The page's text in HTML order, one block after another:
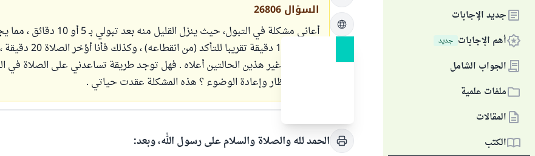
جديد الإجابات
أهم الإجابات جديد
الجواب الشامل
ملفات علمية
المقالات
الكتب
السؤال 26806
أعاني مشكلة في التبول، حيث ينزل القليل منه
الانتظار 15 دقيقة تقريبا
البول في غير هذين الحالتين أعلاه . فهل توجد طريقة تساعدني على الصلاة في
علي الانتظار وإعادة الوضوء ؟ هذه المشكلة عقدت حياتي .
الحمد لله والصلاة والسلام على رسول الله، وبعد: